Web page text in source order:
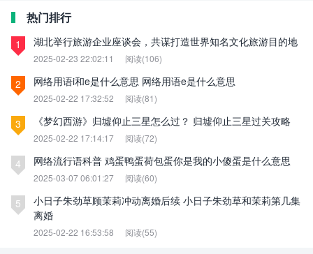
热门排行
1 湖北举行旅游企业座谈会，共谋打造世界知名文化旅游目的地
2025-02-23 22:02:11 阅读(106)
2 网络用语i和e是什么意思 网络用语e是什么意思
2025-02-22 17:32:52 阅读(81)
3 《梦幻西游》归墟仰止三星怎么过？ 归墟仰止三星过关攻略
2025-02-22 17:14:17 阅读(72)
4 网络流行语科普 鸡蛋鸭蛋荷包蛋你是我的小傻蛋是什么意思
2025-03-07 06:01:27 阅读(60)
5
小日子朱劲草顾茉莉冲动离婚后续 小日子朱劲草和茉莉第几集
离婚
2025-02-22 16:53:58 阅读(55)